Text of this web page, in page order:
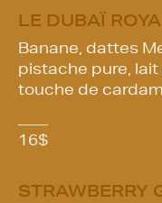
LE DUBAÏ
Banane, dattes
pistache pure,
touche de
16$
STRAWBERRY